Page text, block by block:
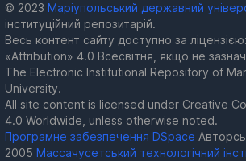
© 2023 Маріупольський державний
інституційний репозитарій.
Весь контент сайту доступно за
«Attribution» 4.0 Всесвітня, якщо не
The Electronic Institutional Repository of
University.
All site content is licensed under Creative
4.0 Worldwide, unless otherwise noted.
Програмне забезпечення DSpace
2005 Массачусетський технологічний